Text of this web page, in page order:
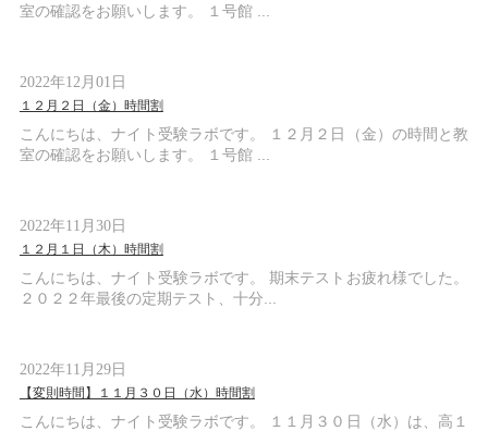
室の確認をお願いします。 １号館 ...
2022年12月01日
１２月２日（金）時間割
こんにちは、ナイト受験ラボです。 １２月２日（金）の時間と教
室の確認をお願いします。 １号館 ...
2022年11月30日
１２月１日（木）時間割
こんにちは、ナイト受験ラボです。 期末テストお疲れ様でした。
２０２２年最後の定期テスト、十分...
2022年11月29日
【変則時間】１１月３０日（水）時間割
こんにちは、ナイト受験ラボです。 １１月３０日（水）は、高１